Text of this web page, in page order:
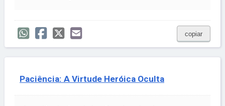
copiar
Paciência: A Virtude Heróica Oculta